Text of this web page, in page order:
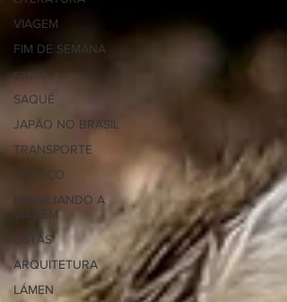
VIAGEM
FIM DE SEMANA
saquê
SAQUÊ
JAPÃO NO BRASIL
TRANSPORTE
SERVIÇO
PLANEJANDO A
VIAGEM
LISTAS
ARQUITETURA
LÁMEN